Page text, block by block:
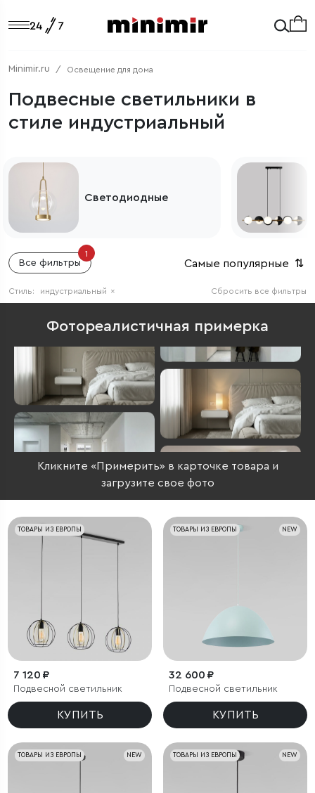
Minimir.ru Освещение для дома
Подвесные светильники в
стиле индустриальный
Светодиодные
Все фильтры
1
Самые популярные ⇅
Сбросить все фильтры
Стиль: индустриальный ×
Фотореалистичная примерка
Кликните «Примерить» в карточке товара и
загрузите свое фото
ТОВАРЫ ИЗ ЕВРОПЫ
7 120 ₽
Подвесной светильник
КУПИТЬ
NEW
ТОВАРЫ ИЗ ЕВРОПЫ
32 600 ₽
Подвесной светильник
КУПИТЬ
NEW
ТОВАРЫ ИЗ ЕВРОПЫ NEW
ТОВАРЫ ИЗ ЕВРОПЫ